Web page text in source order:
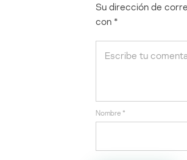
Su dirección de
con *
Nombre *